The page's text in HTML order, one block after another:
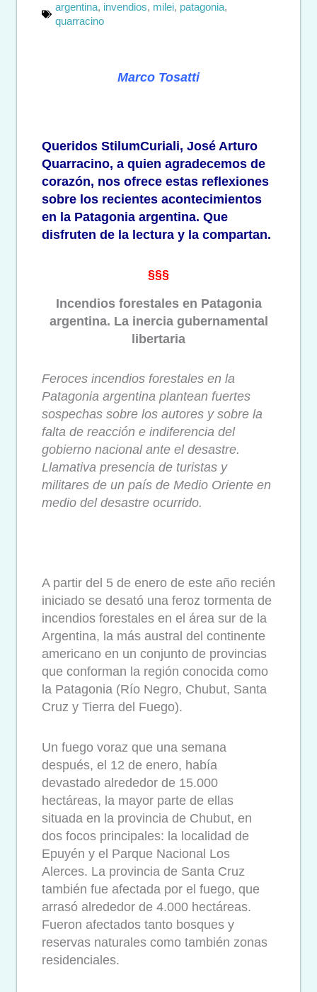
argentina, invendios, milei, patagonia,
quarracino
Marco Tosatti
Queridos StilumCuriali, José Arturo
Quarracino, a quien agradecemos de
corazón, nos ofrece estas reflexiones
sobre los recientes acontecimientos
en la Patagonia argentina. Que
disfruten de la lectura y la compartan.
§§§
Incendios forestales en Patagonia
argentina. La inercia gubernamental
libertaria
Feroces incendios forestales en la
Patagonia argentina plantean fuertes
sospechas sobre los autores y sobre la
falta de reacción e indiferencia del
gobierno nacional ante el desastre.
Llamativa presencia de turistas y
militares de un país de Medio Oriente en
medio del desastre ocurrido.
A partir del 5 de enero de este año recién
iniciado se desató una feroz tormenta de
incendios forestales en el área sur de la
Argentina, la más austral del continente
americano en un conjunto de provincias
que conforman la región conocida como
la Patagonia (Río Negro, Chubut, Santa
Cruz y Tierra del Fuego).
Un fuego voraz que una semana
después, el 12 de enero, había
devastado alrededor de 15.000
hectáreas, la mayor parte de ellas
situada en la provincia de Chubut, en
dos focos principales: la localidad de
Epuyén y el Parque Nacional Los
Alerces. La provincia de Santa Cruz
también fue afectada por el fuego, que
arrasó alrededor de 4.000 hectáreas.
Fueron afectados tanto bosques y
reservas naturales como también zonas
residenciales.